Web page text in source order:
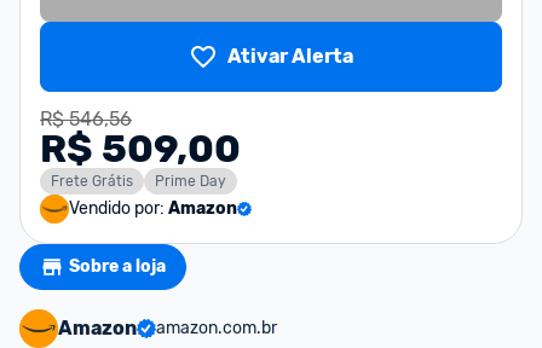
Ativar Alerta
R$ 546,56
R$ 509,00
Frete Grátis Prime Day
Vendido por: Amazon
Sobre a loja
Amazon
amazon.com.br